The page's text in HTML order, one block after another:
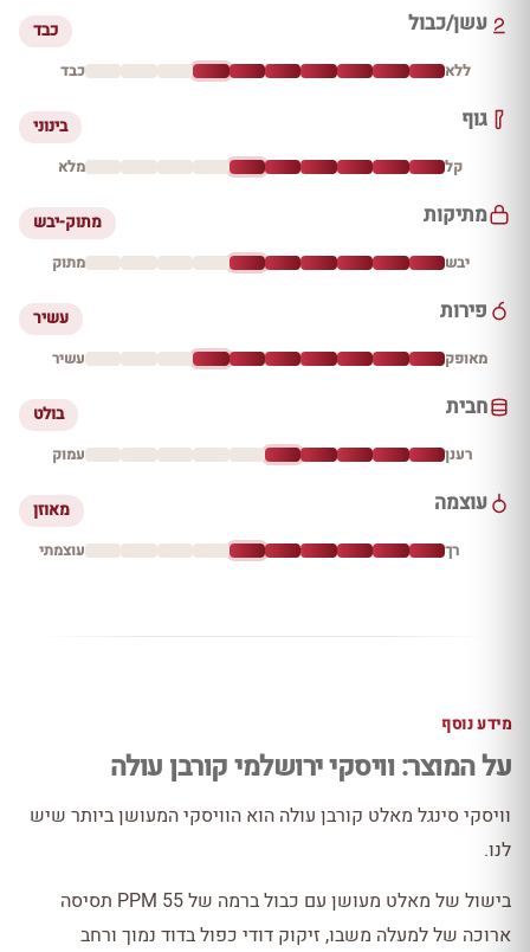
עשן/כבול כבד
ללא כבד
גוף בינוני
קל מלא
מתיקות מתוק-יבש
יבש מתוק
פירות עשיר
מאופק עשיר
חבית בולט
רענן עמוק
עוצמה מאוזן
רך עוצמתי
מידע נוסף
על המוצר: וויסקי ירושלמי קורבן עולה
וויסקי סינגל מאלט קורבן עולה הוא הוויסקי המעושן ביותר שיש
לנו.
בישול של מאלט מעושן עם כבול ברמה של 55 PPM תסיסה
ארוכה של למעלה משבו, זיקוק דודי כפול בדוד נמוך ורחב